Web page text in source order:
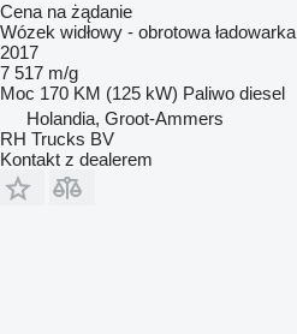
Cena na żądanie
Wózek widłowy - obrotowa ładowarka
2017
7 517 m/g
Moc 170 KM (125 kW) Paliwo diesel
Holandia, Groot-Ammers
RH Trucks BV
Kontakt z dealerem